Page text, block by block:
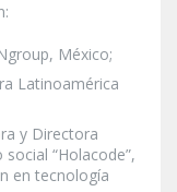
México;
Latinoamérica
y Directora
“Holacode”,
en tecnología